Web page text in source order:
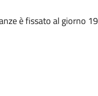
è fissato al giorno